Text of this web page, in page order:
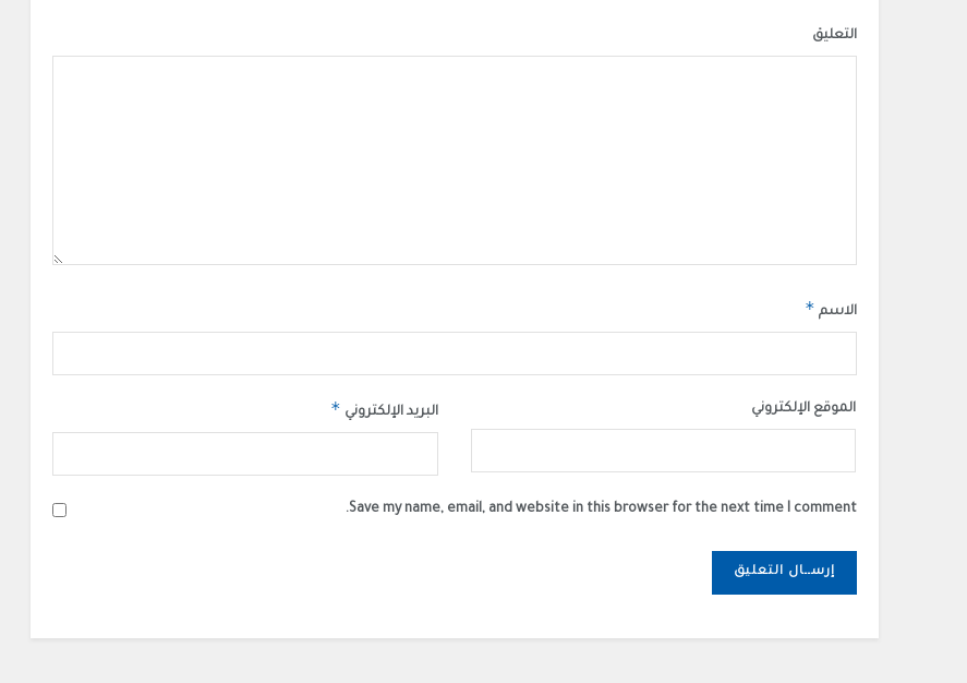
التعليق
الاسم *
البريد الإلكتروني * الموقع الإلكتروني
Save my name, email, and website in this browser for the next time I comment.